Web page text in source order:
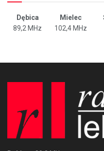
Dębica Mielec
89,2 MHz
102,4 MHz